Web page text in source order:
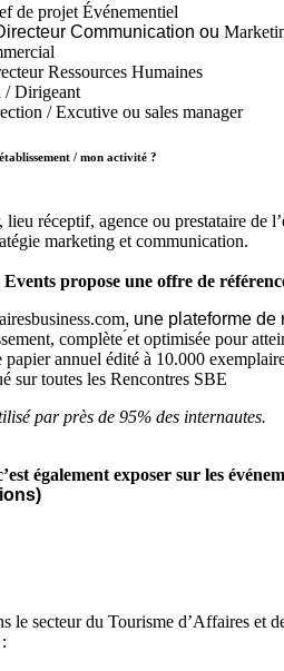
de projet Événementiel
Communication ou
Ressources Humaines
/ Dirigeant
/ Excutive ou sales manager
/ mon activité ?
réceptif, agence ou prestataire de
marketing et communication.
Events propose une offre de
, une plateforme de
, complète ́et optimisée pour
annuel édité à 10.000
sur toutes les Rencontres SBE
par près de 95% des internautes.
également exposer sur les
le secteur du Tourisme d’Affaires et